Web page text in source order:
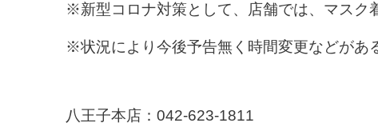
※新型コロナ対策として、店舗では、マスク
※状況により今後予告無く時間変更などがあ
八王子本店：042-623-1811